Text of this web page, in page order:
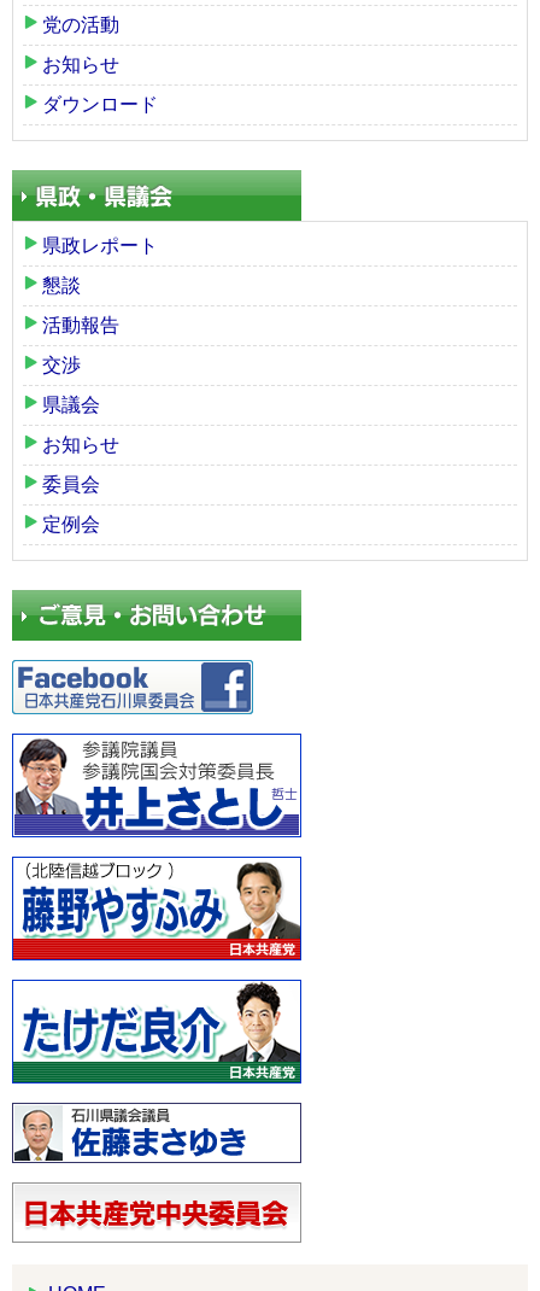
党の活動
お知らせ
ダウンロード
県政レポート
懇談
活動報告
交渉
県議会
お知らせ
委員会
定例会